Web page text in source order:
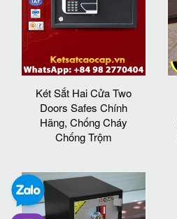
Két Sắt Hai Cửa Two
Doors Safes Chính
Hãng, Chống Cháy
Chống Trộm